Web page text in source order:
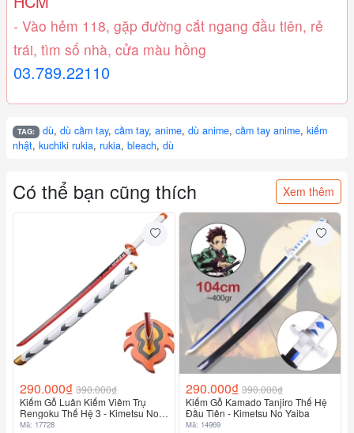
- Vào hẻm 118, gặp đường cắt ngang đầu tiên, rẻ
trái, tìm số nhà, cửa màu hồng
03.789.22110
TAG: dù,dù cầm tay,cầm tay,anime,dù anime,cầm tay anime,kiếm
nhật, kuchiki rukia, rukia, bleach, dù
Có thể bạn cũng thích Xem thêm
290.000₫ 390.000₫
Kiếm Gỗ Luân Kiếm Viêm Trụ
Rengoku Thế Hệ 3 - Kimetsu No
Yaiba
Mã: 17728
290.000₫ 390.000₫
Kiếm Gỗ Kamado Tanjiro Thế Hệ
Đầu Tiên - Kimetsu No Yaiba
Mã: 14969